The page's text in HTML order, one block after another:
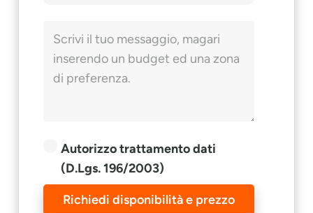
Autorizzo trattamento dati
(D.Lgs. 196/2003)
Richiedi disponibilità e prezzo